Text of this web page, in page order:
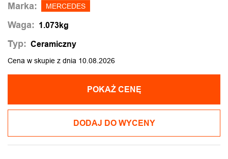
Marka: MERCEDES
Waga: 1.073kg
Typ: Ceramiczny
Cena w skupie z dnia 10.08.2026
POKAŻ CENĘ
DODAJ DO WYCENY